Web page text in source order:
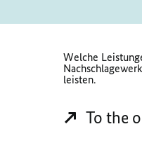
Welche
leisten.
To the